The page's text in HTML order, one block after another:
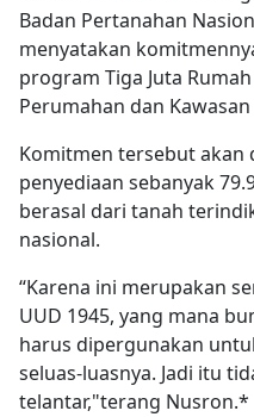
Badan Pertanahan
menyatakan
program Tiga Juta
Perumahan dan
Komitmen tersebut akan
penyediaan sebanyak
berasal dari tanah
nasional.
“Karena ini merupakan
UUD 1945, yang mana
harus dipergunakan
seluas-luasnya. Jadi itu
telantar,"terang Nusron.*